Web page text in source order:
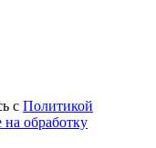
с Политикой
на обработку